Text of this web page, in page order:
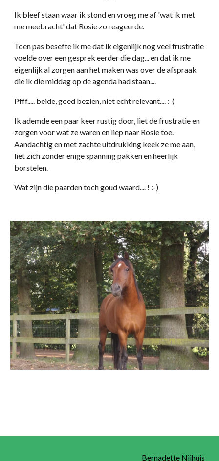
Ik bleef staan waar ik stond en vroeg me af 'wat ik met
me meebracht' dat Rosie zo reageerde.
Toen pas besefte ik me dat ik eigenlijk nog veel frustratie
voelde over een gesprek eerder die dag... en dat ik me
eigenlijk al zorgen aan het maken was over de afspraak
die ik die middag op de agenda had staan....
Pfff..... beide, goed bezien, niet echt relevant.... :-(
Ik ademde een paar keer rustig door, liet de frustratie en
zorgen voor wat ze waren en liep naar Rosie toe.
Aandachtig en met zachte uitdrukking keek ze me aan,
liet zich zonder enige spanning pakken en heerlijk
borstelen.
Wat zijn die paarden toch goud waard.... ! :-)
Bernadette Nijhuis